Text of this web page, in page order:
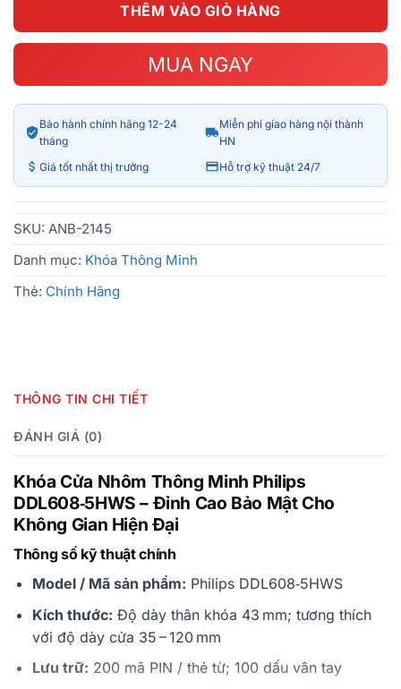
THÊM VÀO GIỎ HÀNG
MUA NGAY
Bảo hành chính hãng 12-24
tháng
Miễn phí giao hàng nội thành
HN
Giá tốt nhất thị trường
Hỗ trợ kỹ thuật 24/7
SKU: ANB-2145
Danh mục: Khóa Thông Minh
Thẻ: Chính Hãng
THÔNG TIN CHI TIẾT
ĐÁNH GIÁ (0)
Khóa Cửa Nhôm Thông Minh Philips
DDL608‑5HWS – Đỉnh Cao Bảo Mật Cho
Không Gian Hiện Đại
Thông số kỹ thuật chính
Model / Mã sản phẩm: Philips DDL608‑5HWS
Kích thước: Độ dày thân khóa 43 mm; tương thích
với độ dày cửa 35 – 120 mm
Lưu trữ: 200 mã PIN / thẻ từ; 100 dấu vân tay